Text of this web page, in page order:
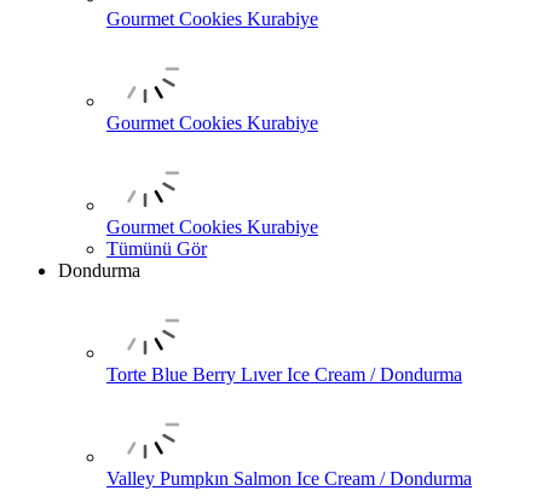
Gourmet Cookies Kurabiye
Gourmet Cookies Kurabiye
Gourmet Cookies Kurabiye
Tümünü Gör
Dondurma
Torte Blue Berry Lıver Ice Cream / Dondurma
Valley Pumpkın Salmon Ice Cream / Dondurma